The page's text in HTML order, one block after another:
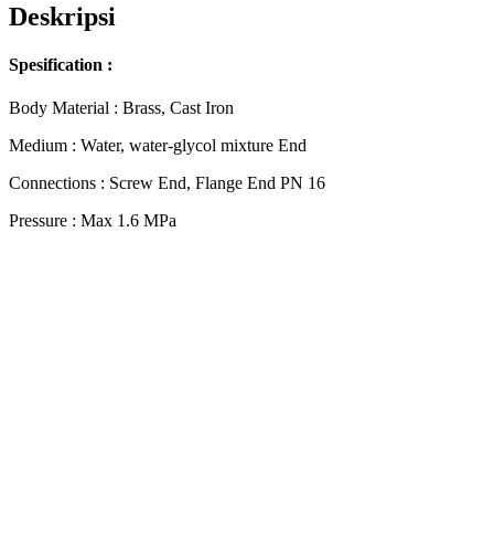
Deskripsi
Spesification :
Body Material : Brass, Cast Iron
Medium : Water, water-glycol mixture End
Connections : Screw End, Flange End PN 16
Pressure : Max 1.6 MPa